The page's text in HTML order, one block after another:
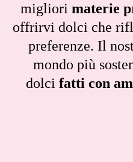
migliori materie
offrirvi dolci che
preferenze. Il
mondo più
dolci fatti con